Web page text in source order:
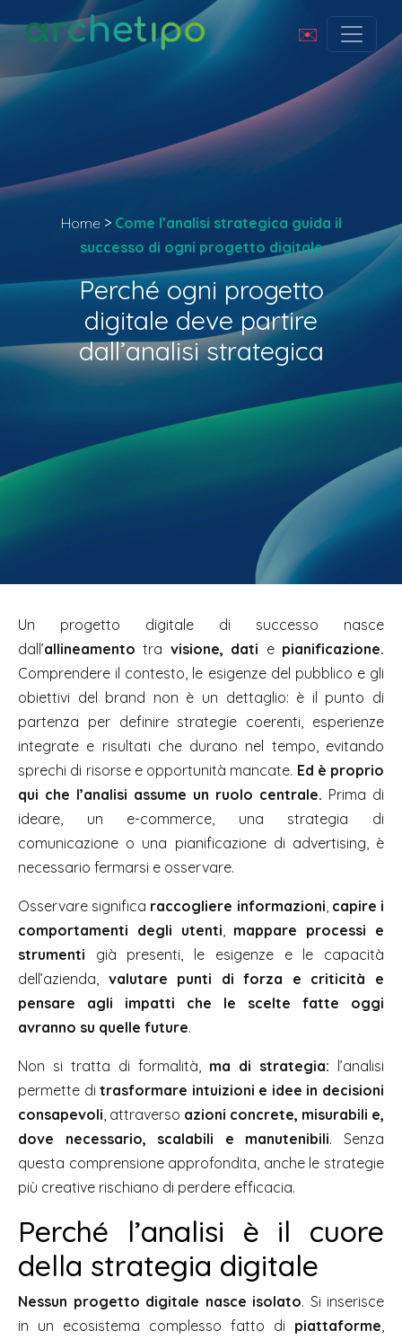
✉️
Home > Come l’analisi strategica guida il
successo di ogni progetto digitale
Perché ogni progetto
digitale deve partire
dall’analisi strategica
Un progetto digitale di successo nasce
dall’allineamento tra visione, dati e pianificazione.
Comprendere il contesto, le esigenze del pubblico e gli
obiettivi del brand non è un dettaglio: è il punto di
partenza per definire strategie coerenti, esperienze
integrate e risultati che durano nel tempo, evitando
sprechi di risorse e opportunità mancate. Ed è proprio
qui che l’analisi assume un ruolo centrale. Prima di
ideare, un e-commerce, una strategia di
comunicazione o una pianificazione di advertising, è
necessario fermarsi e osservare.
Osservare significa raccogliere informazioni, capire i
comportamenti degli utenti, mappare processi e
strumenti già presenti, le esigenze e le capacità
dell’azienda, valutare punti di forza e criticità e
pensare agli impatti che le scelte fatte oggi
avranno su quelle future.
Non si tratta di formalità, ma di strategia: l’analisi
permette ditrasformare intuizioni e idee in decisioni
consapevoli, attraverso azioni concrete, misurabili e,
dove necessario, scalabili e manutenibili. Senza
questa comprensione approfondita, anche le strategie
più creative rischiano di perdere efficacia.
Perché l’analisi è il cuore
della strategia digitale
Nessun progetto digitale nasce isolato. Si inserisce
in un ecosistema complesso fatto di piattaforme,